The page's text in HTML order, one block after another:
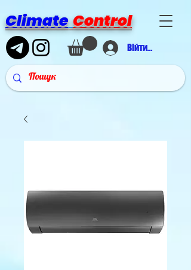
Climate Control
Війти в аккаунт